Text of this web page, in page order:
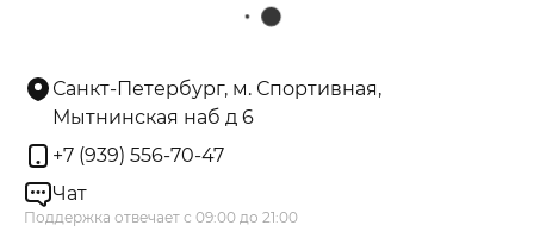
Санкт-Петербург, м. Спортивная,
Мытнинская наб д 6
+7 (939) 556-70-47
Чат
Поддержка отвечает с 09:00 до 21:00